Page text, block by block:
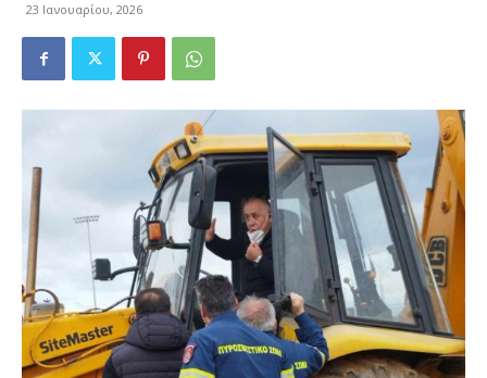
23 Ιανουαρίου, 2026